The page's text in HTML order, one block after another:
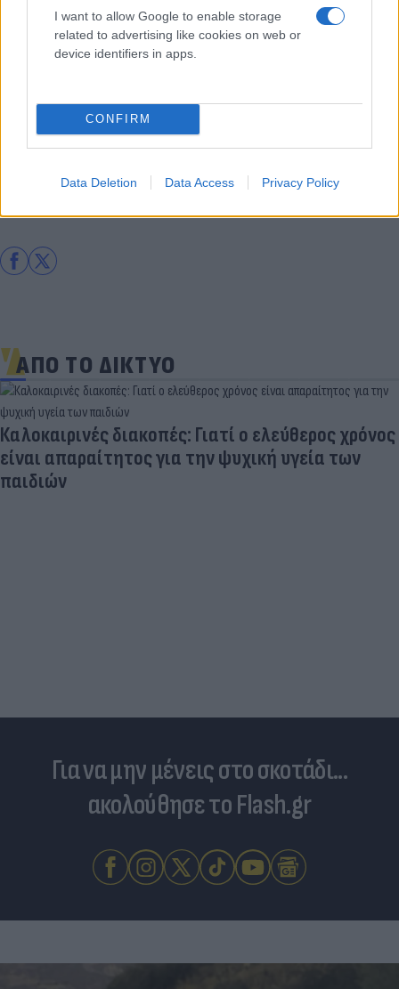
I want to allow Google to enable storage
related to advertising like cookies on web or
device identifiers in apps.
CONFIRM
Data Deletion Data Access Privacy Policy
Διάβασε περισσότερα
Eurobasket
ΑΠΟ ΤΟ ΔΙΚΤΥΟ
Καλοκαιρινές διακοπές: Γιατί ο ελεύθερος χρόνος
είναι απαραίτητος για την ψυχική υγεία των
παιδιών
Για να μην μένεις στο σκοτάδι...
ακολούθησε το Flash.gr